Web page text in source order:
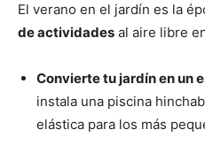
El verano en el jardín es la
de actividades al aire libre
Convierte tu jardín en un
instala una piscina
elástica para los más